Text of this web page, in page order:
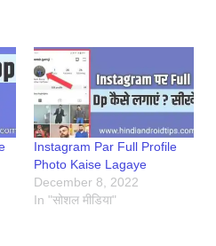
Instagram Par Full Profile
Photo Kaise Lagaye
December 8, 2022
In "सोशल मीडिया"